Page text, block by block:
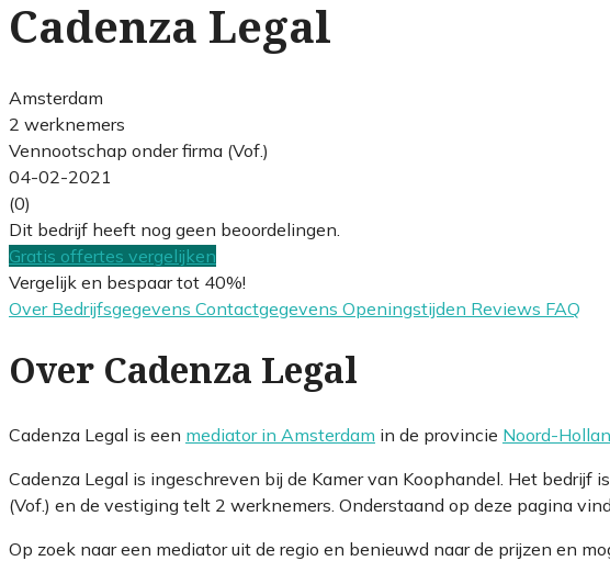
Cadenza Legal
Amsterdam
2 werknemers
Vennootschap onder firma (Vof.)
04-02-2021
(0)
Dit bedrijf heeft nog geen beoordelingen.
Gratis offertes vergelijken
Vergelijk en bespaar tot 40%!
Over Bedrijfsgegevens Contactgegevens Openingstijden Reviews FAQ
Over Cadenza Legal
Cadenza Legal is een mediator in Amsterdam in de provincie Noord-
Cadenza Legal is ingeschreven bij de Kamer van Koophandel. Het
(Vof.) en de vestiging telt 2 werknemers. Onderstaand op deze pagina
Op zoek naar een mediator uit de regio en benieuwd naar de prijzen en